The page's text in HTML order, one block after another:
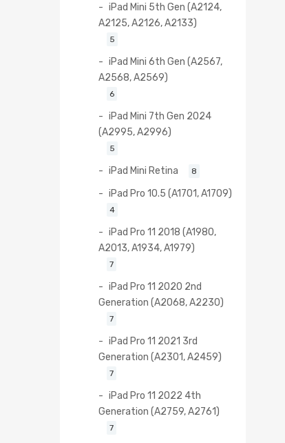
iPad Mini 5th Gen (A2124,
A2125, A2126, A2133)
5
iPad Mini 6th Gen (A2567,
A2568, A2569)
6
iPad Mini 7th Gen 2024
(A2995, A2996)
5
iPad Mini Retina 8
iPad Pro 10.5 (A1701, A1709)
4
iPad Pro 11 2018 (A1980,
A2013, A1934, A1979)
7
iPad Pro 11 2020 2nd
Generation (A2068, A2230)
7
iPad Pro 11 2021 3rd
Generation (A2301, A2459)
7
iPad Pro 11 2022 4th
Generation (A2759, A2761)
7